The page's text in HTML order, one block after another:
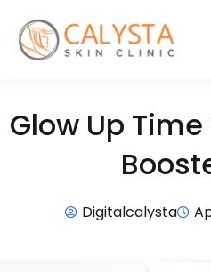
Glow Up
Digitalcalysta